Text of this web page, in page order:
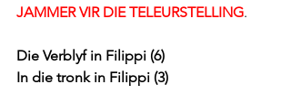
JAMMER VIR DIE TELEURSTELLING.
Die Verblyf in Filippi (6)
In die tronk in Filippi (3)